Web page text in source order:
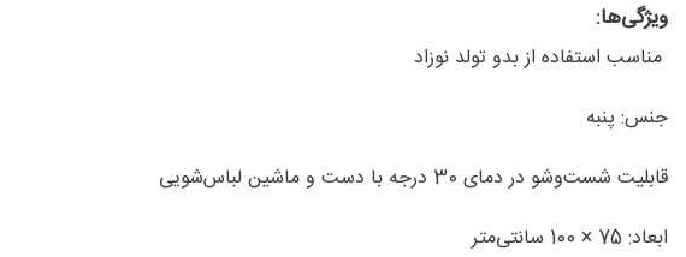
ویژگی‌ها:
مناسب استفاده از بدو تولد نوزاد
جنس: پنبه
قابلیت شست‌وشو در دمای 30 درجه با دست و ماشین ‌لباس‌شویی
ابعاد: 75 × 100 سانتی‌متر